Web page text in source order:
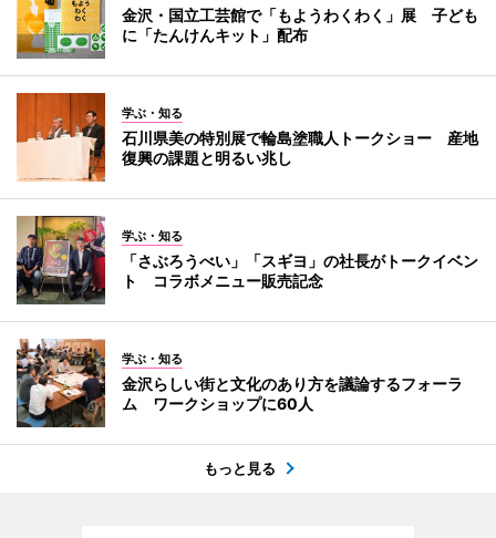
金沢・国立工芸館で「もようわくわく」展 子ども
に「たんけんキット」配布
学ぶ・知る
石川県美の特別展で輪島塗職人トークショー 産地
復興の課題と明るい兆し
学ぶ・知る
「さぶろうべい」「スギヨ」の社長がトークイベン
ト コラボメニュー販売記念
学ぶ・知る
金沢らしい街と文化のあり方を議論するフォーラ
ム ワークショップに60人
もっと見る